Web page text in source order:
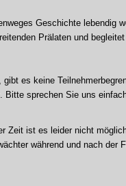
Geschichte lebendig
Prälaten und
es keine
Bitte sprechen Sie uns
Zeit ist es leider nicht
während und nach der